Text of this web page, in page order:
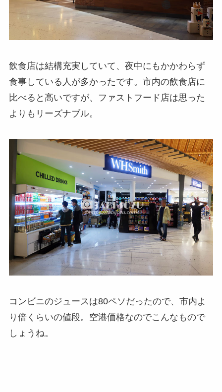
飲食店は結構充実していて、夜中にもかかわらず
食事している人が多かったです。市内の飲食店に
比べると高いですが、ファストフード店は思った
よりもリーズナブル。
コンビニのジュースは80ペソだったので、市内よ
り倍くらいの値段。空港価格なのでこんなもので
しょうね。